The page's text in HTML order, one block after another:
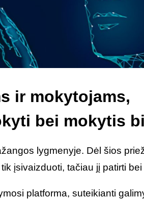
ir mokytojams,
bei mokytis
lygmenyje. Dėl šios
įsivaizduoti, tačiau jį patirti
platforma, suteikianti